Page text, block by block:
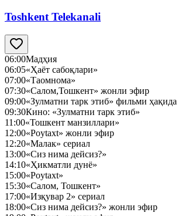
Toshkent Telekanali
06:00Мадҳия
06:05«Ҳаёт сабоқлари»
07:00«Таомнома»
07:30«Салом,Тошкент» жонли эфир
09:00«Зулматни тарк этиб» фильми ҳақида
09:30Кино: «Зулматни тарк этиб»
11:00«Тошкент манзиллари»
12:00«Poytaxt» жонли эфир
12:20«Малак» сериал
13:00«Сиз нима дейсиз?»
14:10«Ҳикматли дунё»
15:00«Poytaxt»
15:30«Салом, Тошкент»
17:00«Изқувар 2» сериал
18:00«Сиз нима дейсиз?» жонли эфир